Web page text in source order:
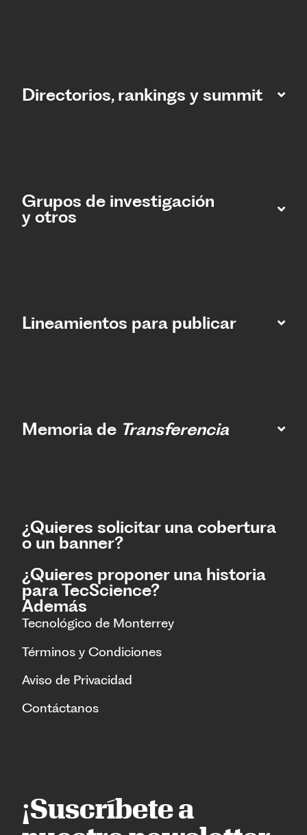
Directorios, rankings y summit
Grupos de investigación
y otros
Lineamientos para publicar
Memoria de Transferencia
¿Quieres solicitar una cobertura
o un banner?
¿Quieres proponer una historia
para TecScience?
Además
Tecnológico de Monterrey
Términos y Condiciones
Aviso de Privacidad
Contáctanos
¡Suscríbete a